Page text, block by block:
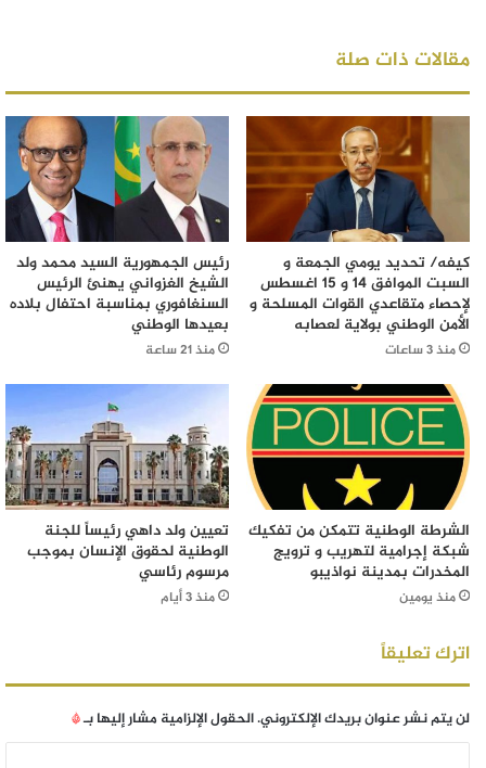
مقالات ذات صلة
كيفه/ تحديد يومي الجمعة و
السبت الموافق 14 و 15 اغسطس
لإحصاء متقاعدي القوات المسلحة و
الأمن الوطني بولاية لعصابه
منذ 3 ساعات
رئيس الجمهورية السيد محمد ولد
الشيخ الغزواني يهنئ الرئيس
السنغافوري بمناسبة احتفال بلاده
بعيدها الوطني
منذ 21 ساعة
الشرطة الوطنية تتمكن من تفكيك
شبكة إجرامية لتهريب و ترويج
المخدرات بمدينة نواذيبو
منذ يومين
تعيين ولد داهي رئيساً للجنة
الوطنية لحقوق الإنسان بموجب
مرسوم رئاسي
منذ 3 أيام
اترك تعليقاً
لن يتم نشر عنوان بريدك الإلكتروني.الحقول الإلزامية مشار إليها بـ*